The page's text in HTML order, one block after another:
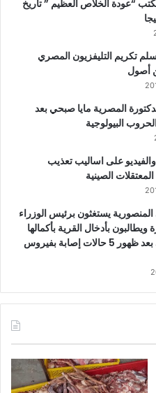
“عودة الخلاص العظيم ” تاريخ
تكريم التليفزيون المصري
أصول
المصرية مايا صبحي بعد
البيولوجية
على اساليب تعذيب
الصينية
المنصورية يستغثون برئيس الوزراء
بأدخال القرية بأكمالها
للحجر الصحي بعد ظهور 5 حالات إصابة بفيروس